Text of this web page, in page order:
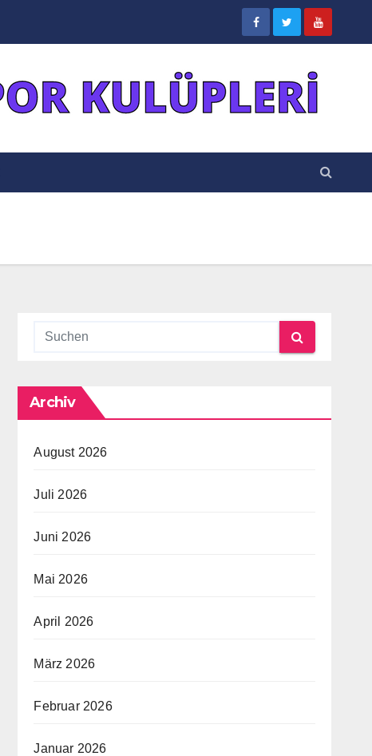
Archiv
August 2026
Juli 2026
Juni 2026
Mai 2026
April 2026
März 2026
Februar 2026
Januar 2026